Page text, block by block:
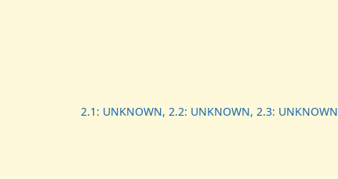
2.1: UNKNOWN, 2.2: UNKNOWN, 2.3: UNKNOWN